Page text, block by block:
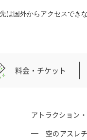
は国外からアクセスでき
料金・チケット
アトラクション
空のアスレ